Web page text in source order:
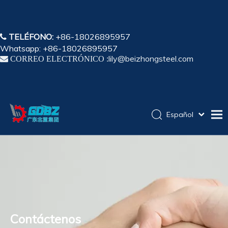
 TELÉFONO: +86-18026895957
Whatsapp: +86-18026895957
 CORREO ELECTRÓNICO :lily@beizhongsteel.com
Sobre nosotros
Español
Contáctenos